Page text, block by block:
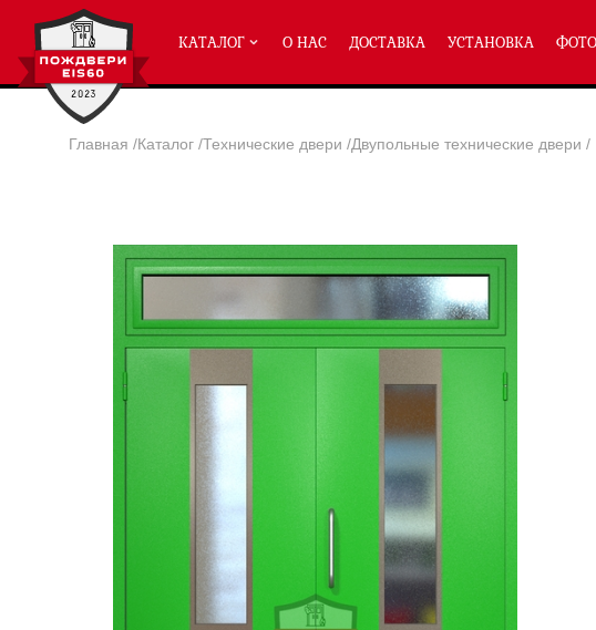
КАТАЛОГ
Полуторные двери ei-60(204)
Двупольные двери ei-60(158)
Глухие двери ei-60
Остекленные двери ei-60
Светопозрачные двери с максимальным
Двери антипаника ei-60
Дымогазонепрницаемые двери eis-60
Двери ei-60 для медицинских учреждений
Двери ei-60 для производственных
Противопожарные двери со стыковочным
О НАС ДОСТАВКА УСТАНОВКА
Главная /Каталог /Технические двери /Двупольные технические двери /